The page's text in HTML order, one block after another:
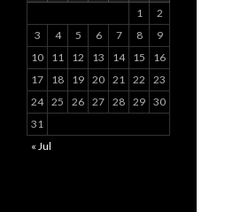
1
2
3
4 5 6 7 8
9
10
11 12 13 14 15
16
17
18 19 20 21 22
23
24 25 26 27 28 29 30
31
« Jul